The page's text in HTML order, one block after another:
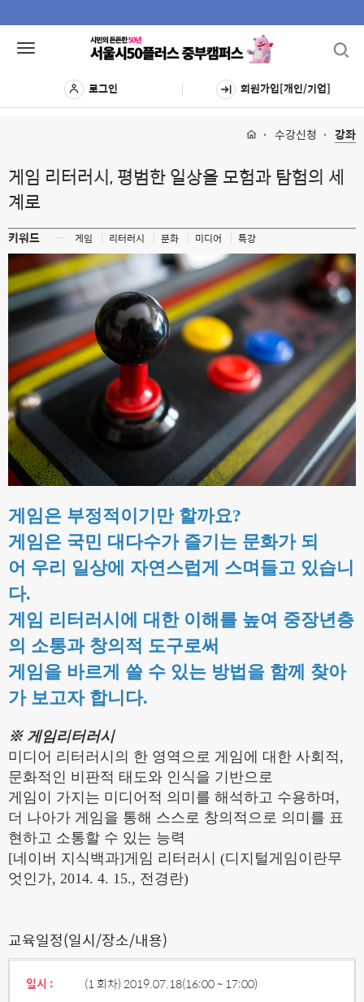
Toggle
로그인 회원가입[개인/기업]
수강신청 강좌
게임 리터러시, 평범한 일상을 모험과 탐험의 세
계로
키워드 ㅡ 게임 리터러시 문화 미디어 특강
게임은 부정적이기만 할까요?
게임은 국민 대다수가 즐기는 문화가 되
어 우리 일상에 자연스럽게 스며들고 있습니
다.
게임 리터러시에 대한 이해를 높여 중장년층
의 소통과 창의적 도구로써
게임을 바르게 쓸 수 있는 방법을 함께 찾아
가 보고자 합니다.
※ 게임리터러시
미디어 리터러시의 한 영역으로 게임에 대한 사회적,
문화적인 비판적 태도와 인식을 기반으로
게임이 가지는 미디어적 의미를 해석하고 수용하며,
더 나아가 게임을 통해 스스로 창의적으로 의미를 표
현하고 소통할 수 있는 능력
[네이버 지식백과]게임 리터러시 (디지털게임이란무
엇인가, 2014. 4. 15., 전경란)
교육일정(일시/장소/내용)
일시 : (1 회차) 2019.07.18(16:00 ~ 17:00)